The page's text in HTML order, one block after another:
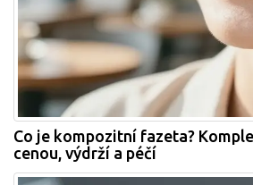
Co je kompozitní fazeta?
cenou, výdrží a péčí